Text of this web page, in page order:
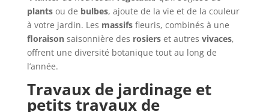
plantsou de bulbes, ajoute de la vie et de la couleur
à votre jardin. Les massifsfleuris, combinés à une
floraisonsaisonnière des rosierset autres vivaces,
offrent une diversité botanique tout au long de
l’année.
Travaux de jardinage et
petits travaux de